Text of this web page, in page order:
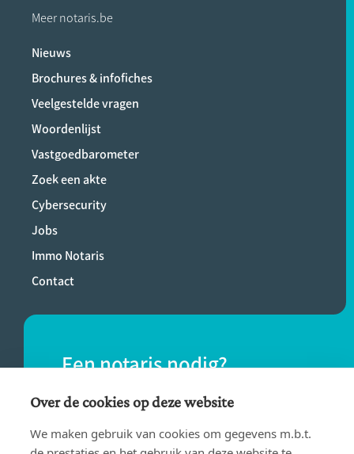
Meer notaris.be
Nieuws
Brochures & infofiches
Veelgestelde vragen
Woordenlijst
Vastgoedbarometer
Zoek een akte
Cybersecurity
Jobs
Immo Notaris
Contact
Een notaris nodig?
Vind eenvoudig een notaris bij jou in de
buurt.
Over de cookies op deze website
We maken gebruik van cookies om gegevens m.b.t.